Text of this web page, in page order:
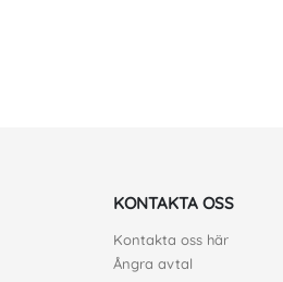
KONTAKTA OSS
Kontakta oss här
Ångra avtal